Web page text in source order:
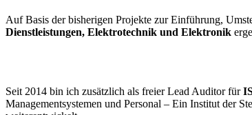
Auf Basis der bisherigen Projekte zur Einführung,
Dienstleistungen, Elektrotechnik und Elektronik
Seit 2014 bin ich zusätzlich als freier Lead Auditor für
Managementsystemen und Personal – Ein Institut der